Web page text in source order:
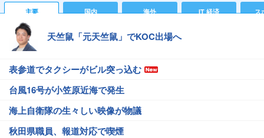
主要 国内 海外 IT 経済 ス
天竺鼠「元天竺鼠」でKOC出場へ
表参道でタクシーがビル突っ込む
台風16号が小笠原近海で発生
海上自衛隊の生々しい映像が物議
秋田県職員、報道対応で喫煙